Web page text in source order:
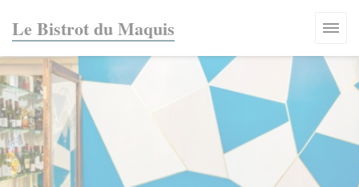
Le Bistrot du Maquis